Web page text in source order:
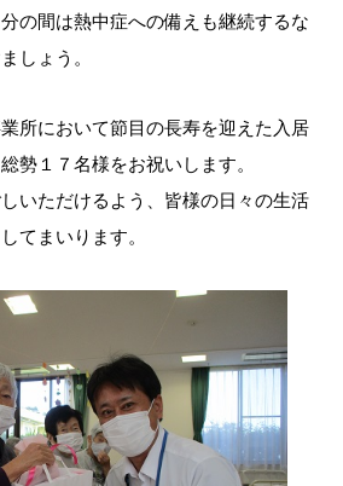
の間は熱中症への備えも継続するな
しょう。
所において節目の長寿を迎えた入居
勢１７名様をお祝いします。
いただけるよう、皆様の日々の生活
てまいります。